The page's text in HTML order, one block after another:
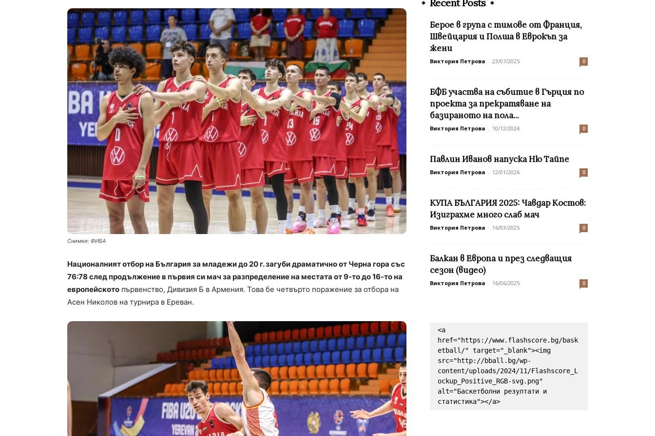
Снимки: ФИБА
Националният отбор на България за младежи до 20 г. загуби драматично от Черна гора със
76:78 след продължение в първия си мач за разпределение на местата от 9-то до 16-то на
европейското първенство, Дивизия Б в Армения. Това бе четвърто поражение за отбора на
Асен Николов на турнира в Ереван.
Recent Posts
Берое в група с тимове от Франция,
Швейцария и Полша в Еврокъп за
жени
Виктория Петрова - 23/07/2025 0
БФБ участва на събитие в Гърция по
проекта за прекратяване на
базираното на пола...
Виктория Петрова - 10/12/2024 0
Павлин Иванов напуска Ню Тайпе
Виктория Петрова - 12/01/2026 0
КУПА БЪЛГАРИЯ 2025: Чавдар Костов:
Изиграхме много слаб мач
Виктория Петрова - 16/03/2025 0
Балкан в Европа и през следващия
сезон (видео)
Виктория Петрова - 16/06/2025 0
<a
href="https://www.flashscore.bg/bask
etball/" target="_blank"><img
src="http://bball.bg/wp-
content/uploads/2024/11/Flashscore_L
ockup_Positive_RGB-svg.png"
alt="Баскетболни резултати и
статистика"></a>